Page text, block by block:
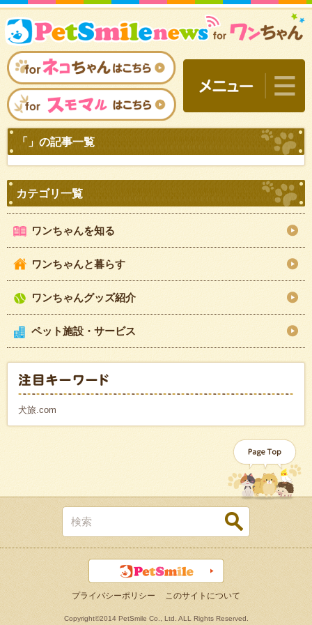
「」の記事一覧
カテゴリ一覧
ワンちゃんを知る
ワンちゃんと暮らす
ワンちゃんグッズ紹介
ペット施設・サービス
犬旅.com
プライバシーポリシー このサイトについて
Copyright©2014 PetSmile Co., Ltd. ALL Rights Reserved.